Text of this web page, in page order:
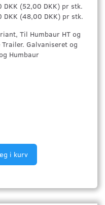
DKK (52,00 DKK) pr stk.
DKK (48,00 DKK) pr stk.
Til Humbaur HT og
Galvaniseret og
Humbaur
i kurv